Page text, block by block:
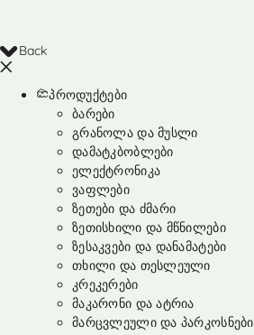
Back
პროდუქტები
ბარები
გრანოლა და მუსლი
დამატკბობლები
ელექტრონიკა
ვაფლები
ზეთები და ძმარი
ზეთისხილი და მწნილები
ზესაკვები და დანამატები
თხილი და თესლეული
კრეკერები
მაკარონი და ატრია
მარცვლეული და პარკოსნები